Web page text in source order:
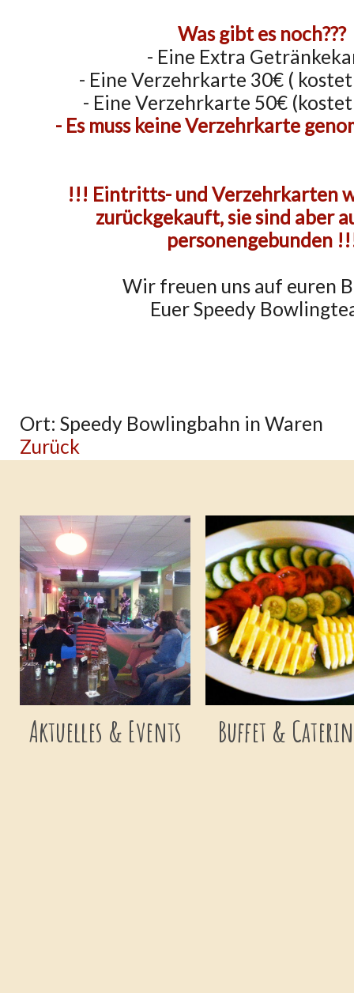
Was gibt es noch???
- Eine Extra
- Eine Verzehrkarte 30€ (
- Eine Verzehrkarte 50€
- Es muss keine Verzehrkarte
!!! Eintritts- und Verzehrkarten
zurückgekauft, sie sind aber
personengebunden
Wir freuen uns auf euren
Euer Speedy
Ort: Speedy Bowlingbahn in Waren
Zurück
Aktuelles & Events Buffet &